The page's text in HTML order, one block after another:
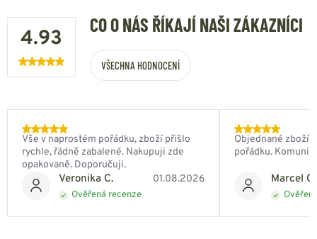
4.93
CO O NÁS ŘÍKAJÍ NAŠI ZÁKAZNÍCI
VŠECHNA HODNOCENÍ
Veronika C. 01.08.2026
Ověřená recenze
Vše v naprostém pořádku, zboží přišlo
rychle, řádně zabalené. Nakupuji zde
opakovaně. Doporučuji.
Marcel
Objednané zboží
pořádku.